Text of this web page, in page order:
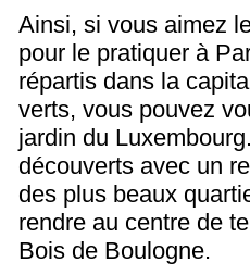
Ainsi, si vous aimez
pour le pratiquer à
répartis dans la
verts, vous pouvez
jardin du
découverts avec un
des plus beaux
rendre au centre de
Bois de Boulogne.